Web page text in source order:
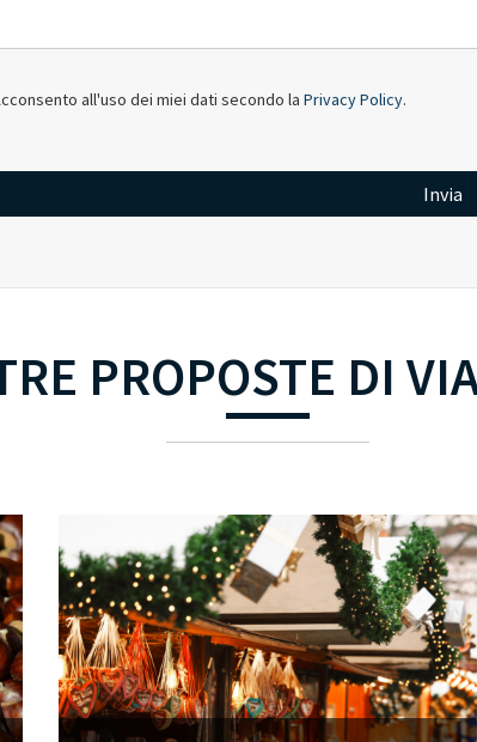
all'uso dei miei dati secondo la Privacy Policy.
Invia
PROPOSTE DI